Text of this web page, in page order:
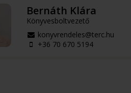
Bernáth Klára
Könyvesboltvezető
konyvrendeles@terc.hu
+36 70 670 5194